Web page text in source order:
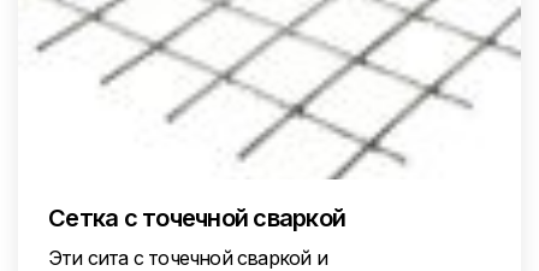
Сетка с точечной сваркой
Эти сита с точечной сваркой и